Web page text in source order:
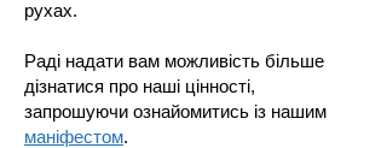
рухах.
Раді надати вам можливість більше
дізнатися про наші цінності,
запрошуючи ознайомитись із нашим
маніфестом.